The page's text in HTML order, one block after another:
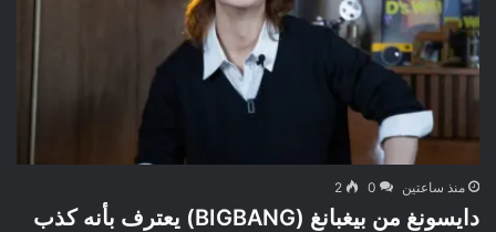
منذ ساعتين 0
2
دايسونغ من بيغبانغ (BIGBANG) يعترف بأنه كذب